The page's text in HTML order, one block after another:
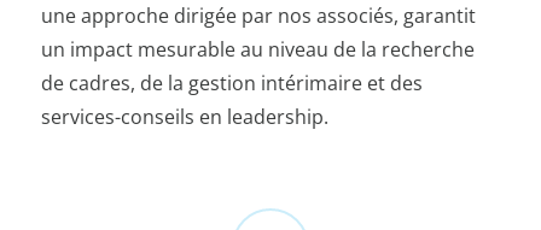
une approche dirigée par nos associés, garantit
un impact mesurable au niveau de la recherche
de cadres, de la gestion intérimaire et des
services-conseils en leadership.